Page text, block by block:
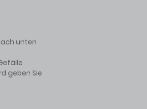
unten
geben Sie